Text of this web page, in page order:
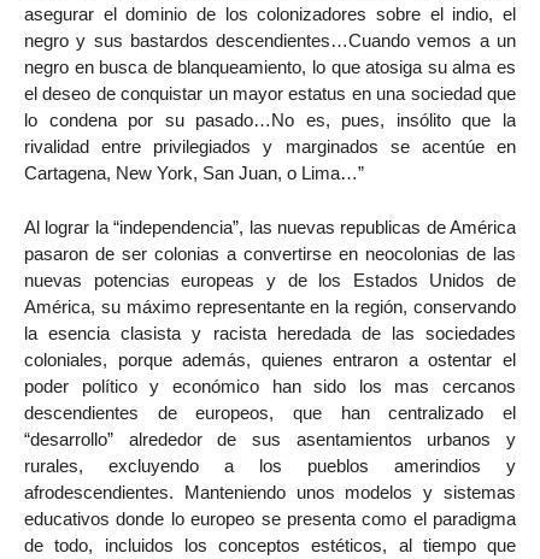
asegurar el dominio de los colonizadores sobre el indio, el
negro y sus bastardos descendientes…Cuando vemos a un
negro en busca de blanqueamiento, lo que atosiga su alma es
el deseo de conquistar un mayor estatus en una sociedad que
lo condena por su pasado…No es, pues, insólito que la
rivalidad entre privilegiados y marginados se acentúe en
Cartagena, New York, San Juan, o Lima…”
Al lograr la “independencia”, las nuevas republicas de América
pasaron de ser colonias a convertirse en neocolonias de las
nuevas potencias europeas y de los Estados Unidos de
América, su máximo representante en la región, conservando
la esencia clasista y racista heredada de las sociedades
coloniales, porque además, quienes entraron a ostentar el
poder político y económico han sido los mas cercanos
descendientes de europeos, que han centralizado el
“desarrollo” alrededor de sus asentamientos urbanos y
rurales, excluyendo a los pueblos amerindios y
afrodescendientes. Manteniendo unos modelos y sistemas
educativos donde lo europeo se presenta como el paradigma
de todo, incluidos los conceptos estéticos, al tiempo que